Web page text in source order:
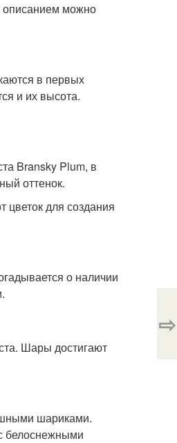
описанием можно
в первых
и их высота.
Bransky Plum, в
оттенок.
цветок для создания
о наличии
Шары достигают
шариками.
белоснежными
⇨